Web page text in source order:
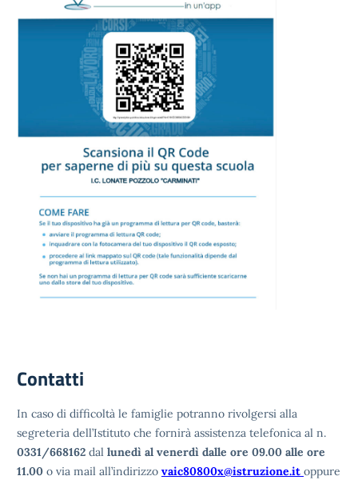
Contatti
In caso di difficoltà le famiglie potranno rivolgersi alla
segreteria dell’Istituto che fornirà assistenza telefonica al n.
0331/668162 dal lunedì al venerdì dalle ore 09.00 alle ore
11.00 o via mail all’indirizzo vaic80800x@istruzione.it oppure